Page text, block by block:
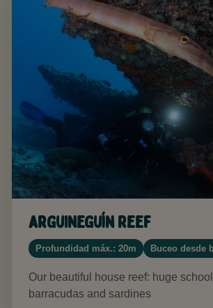
Arguineguín Reef
Profundidad máx.: 20m Buceo desde
Our beautiful house reef: huge
barracudas and sardines​